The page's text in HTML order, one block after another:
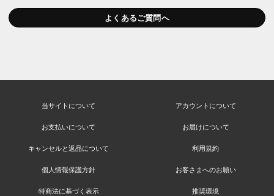
よくあるご質問へ
当サイトについて アカウントについて
お支払いについて お届けについて
キャンセルと返品について 利用規約
個人情報保護方針 お客さまへのお願い
特商法に基づく表示 推奨環境